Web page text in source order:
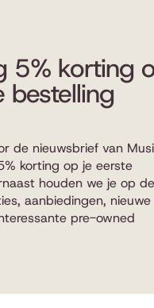
5% korting
bestelling
de nieuwsbrief van
korting op je eerste
houden we je op de
aanbiedingen, nieuwe
pre-owned